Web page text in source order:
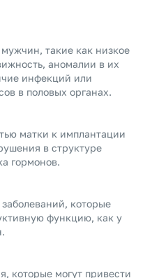
такие как низкое
аномалии в их
инфекций или
в половых органах.
матки к имплантации
в структуре
гормонов.
которые
функцию, как у
которые могут привести